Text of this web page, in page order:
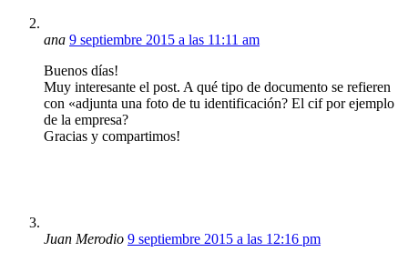
ana 9 septiembre 2015 a las 11:11 am
Buenos días!
Muy interesante el post. A qué tipo de documento se refieren
con «adjunta una foto de tu identificación? El cif por ejemplo
de la empresa?
Gracias y compartimos!
Juan Merodio 9 septiembre 2015 a las 12:16 pm